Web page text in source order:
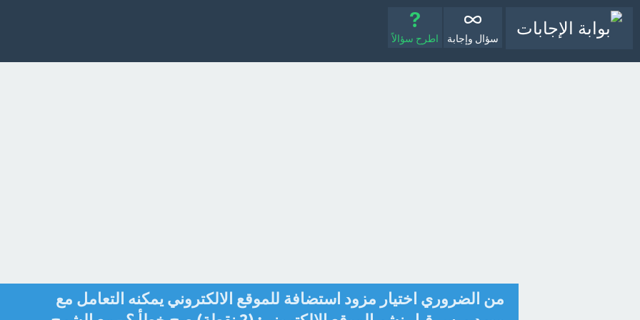
سؤال وإجابة اطرح سؤالاً
من الضروري اختيار مزود استضافة للموقع الالكتروني يمكنه التعامل مع